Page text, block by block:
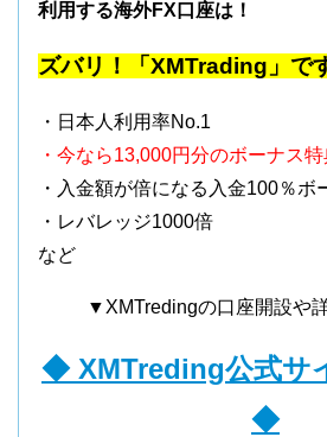
利用する海外FX口座は！
ズバリ！「XMTrading」で
・日本人利用率No.1
・今なら13,000円分のボーナス
・入金額が倍になる入金100％ボ
・レバレッジ1000倍
など
▼XMTredingの口座開設や
◆ XMTreding公式サ
◆